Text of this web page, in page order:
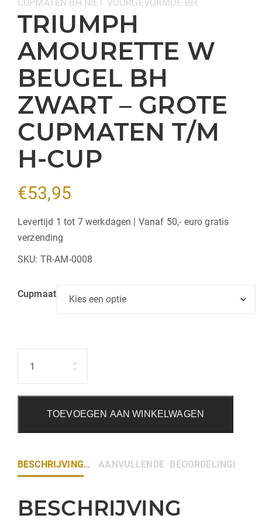
CUPMATEN BH NIET VOORGEVORMDE BH
TRIUMPH
AMOURETTE W
BEUGEL BH
ZWART – GROTE
CUPMATEN T/M
H-CUP
€53,95
Levertijd 1 tot 7 werkdagen | Vanaf 50,- euro gratis
verzending
SKU: TR-AM-0008
Cupmaat
TOEVOEGEN AAN WINKELWAGEN
BESCHRIJVING AANVULLENDE INFORMATIE
BEOORDELINGEN (0)
BESCHRIJVING